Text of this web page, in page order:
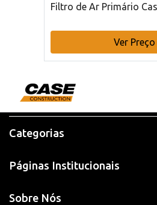
Filtro de Ar Primário
Ver Preço
Categorias
Páginas Institucionais
Sobre Nós